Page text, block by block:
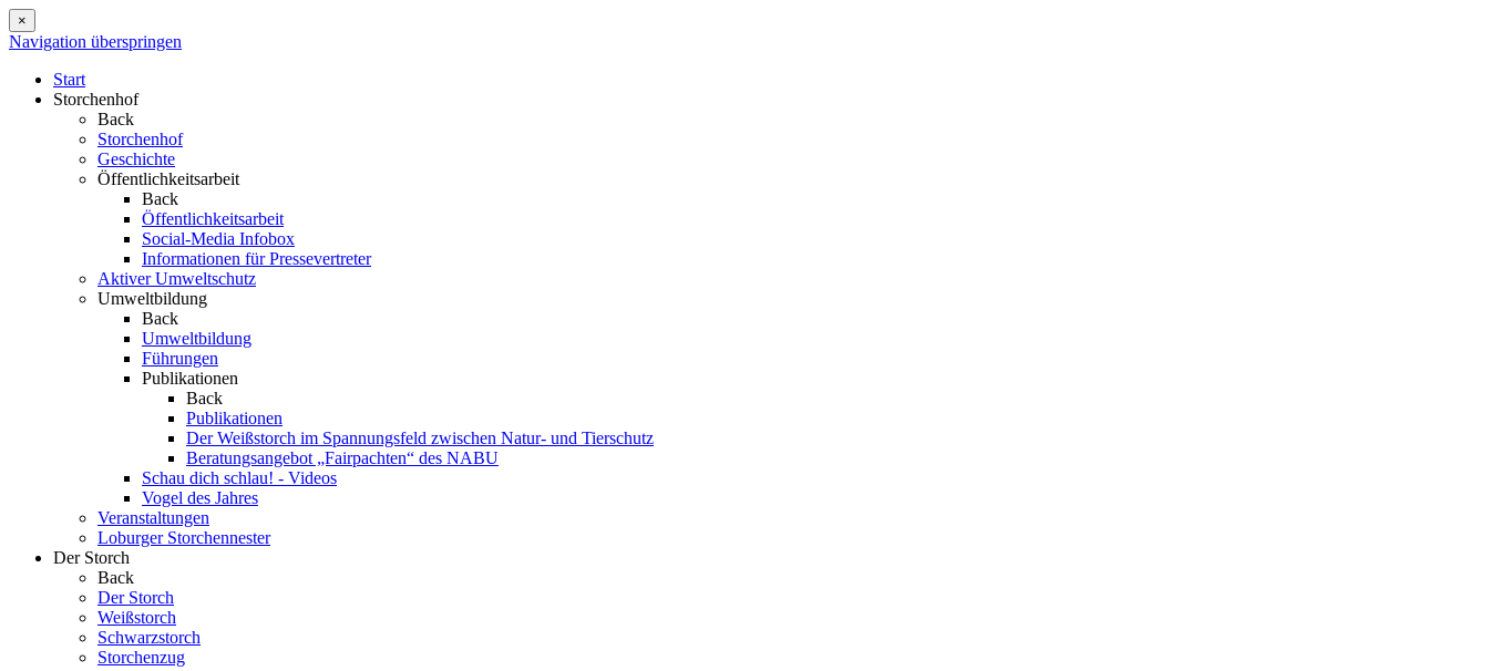
×
Navigation überspringen
Start
Storchenhof
Back
Storchenhof
Geschichte
Öffentlichkeitsarbeit
Back
Öffentlichkeitsarbeit
Social-Media Infobox
Informationen für Pressevertreter
Aktiver Umweltschutz
Umweltbildung
Back
Umweltbildung
Führungen
Publikationen
Back
Publikationen
Der Weißstorch im Spannungsfeld zwischen Natur- und Tierschutz
Beratungsangebot „Fairpachten“ des NABU
Schau dich schlau! - Videos
Vogel des Jahres
Veranstaltungen
Loburger Storchennester
Der Storch
Back
Der Storch
Weißstorch
Schwarzstorch
Storchenzug